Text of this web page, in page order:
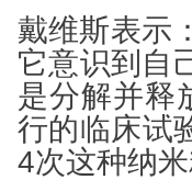
戴维斯表示
它意识到自
是分解并释
行的临床试
4次这种纳